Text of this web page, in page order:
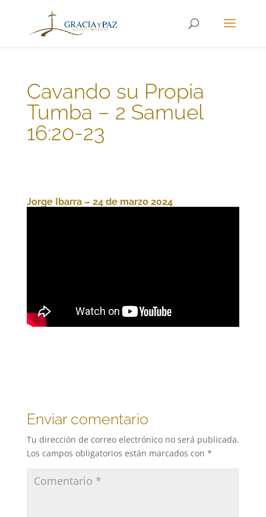
Cavando su Propia
Tumba – 2 Samuel
16:20-23
Jorge Ibarra – 24 de marzo 2024
Enviar comentario
Tu dirección de correo electrónico no será publicada.
Los campos obligatorios están marcados con *